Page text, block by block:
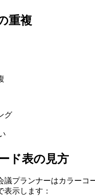
重複
グ
ド表の見方
議プランナーはカラーコ
表示します：